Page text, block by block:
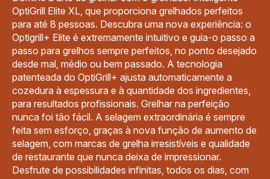
de
facas
Ice
Force
-
229,99 €
OptiGrill Elite XL, que proporciona grelhados perfeitos
para até 8 pessoas. Descubra uma nova experiência: o
Optigrill+ Elite é extremamente intuitivo e guia-o passo a
passo para grelhos sempre perfeitos, no ponto desejado
desde mal, médio ou bem passado. A tecnologia
patenteada do OptiGrill+ ajusta automaticamente a
cozedura à espessura e à quantidade dos ingredientes,
para resultados profissionais. Grelhar na perfeição
nunca foi tão fácil. A selagem extraordinária é sempre
feita sem esforço, graças à nova função de aumento de
selagem, com marcas de grelha irresistíveis e qualidade
de restaurante que nunca deixa de impressionar.
Desfrute de possibilidades infinitas, todos os dias, com